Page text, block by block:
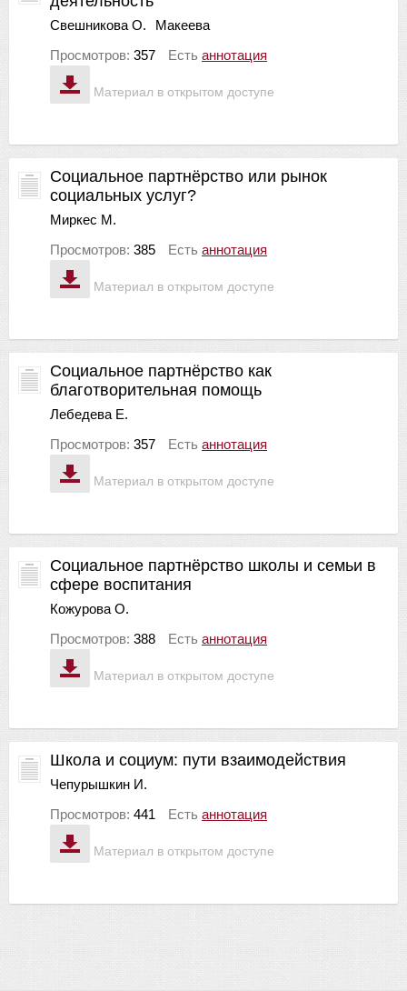
Материал в открытом доступе
Свешникова О.
Макеева
Просмотров: 357 Есть аннотация
Материал в открытом доступе
Социальное партнёрство или рынок
социальных услуг?
Миркес М.
Просмотров: 385 Есть аннотация
Материал в открытом доступе
Социальное партнёрство как
благотворительная помощь
Лебедева Е.
Просмотров: 357 Есть аннотация
Материал в открытом доступе
Социальное партнёрство школы и семьи в
сфере воспитания
Кожурова О.
Просмотров: 388 Есть аннотация
Материал в открытом доступе
Школа и социум: пути взаимодействия
Чепурышкин И.
Просмотров: 441 Есть аннотация